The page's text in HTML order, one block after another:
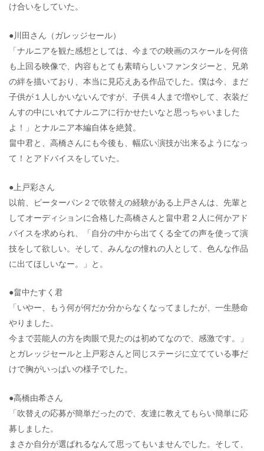
け合いをしていた。
●川田さん（ガレッジセール）
「ナルニアを観た感想としては、今までの映画のスケールを何倍
も上回る映像で、内容もとても素晴らしいファンタジーと、兄弟
の絆を描いており、本当に見応えある作品でした。僕は今、まだ
子供が１人しかいないんですが、子供４人まで増やして、衣装だ
んすの中にいれてナルニアに行かせたいなと思っちゃいました
よ！」とナルニア本編自体を絶賛。
畠中君と、高橋さんにも今後も、幅広い演技が出来るようになっ
て！とアドバイスをしていた。
●上戸彩さん
以前、ピーターパン２で吹替えの経験がある上戸さんは、先輩と
してオーディションに合格した高橋さんと畠中君２人に何かアド
バイスを求められ、「自分の中から出てくる全ての声を使って演
技をして欲しい。そして、みんなの憧れの人として、色んな作品
に出てほしいなー。」と。
●畠中たすく君
「いやー、もう何が何だか分からなくなってましたが、一生懸命
やりました。
今まで芸能人の方を肉眼で見たのは初めてなので、感激です。」
とガレッジセールと上戸彩さんと同じステージに立てている事だ
けで胸がいっぱいの様子でした。
●高橋由希さん
「吹替えの応募が簡単だったので、友達に教えてもらい簡単に応
募しました。
まさか自分が選ばれるなんて思ってもいませんでした。そして、